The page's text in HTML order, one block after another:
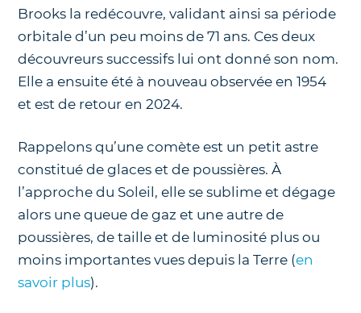
Brooks la redécouvre, validant ainsi sa période
orbitale d’un peu moins de 71 ans. Ces deux
découvreurs successifs lui ont donné son nom.
Elle a ensuite été à nouveau observée en 1954
et est de retour en 2024.
Rappelons qu’une comète est un petit astre
constitué de glaces et de poussières. À
l’approche du Soleil, elle se sublime et dégage
alors une queue de gaz et une autre de
poussières, de taille et de luminosité plus ou
moins importantes vues depuis la Terre (en
savoir plus).